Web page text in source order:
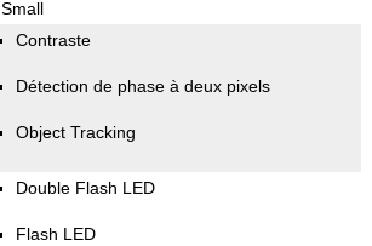
Small
Contraste
Détection de phase à deux pixels
Object Tracking
Double Flash LED
Flash LED